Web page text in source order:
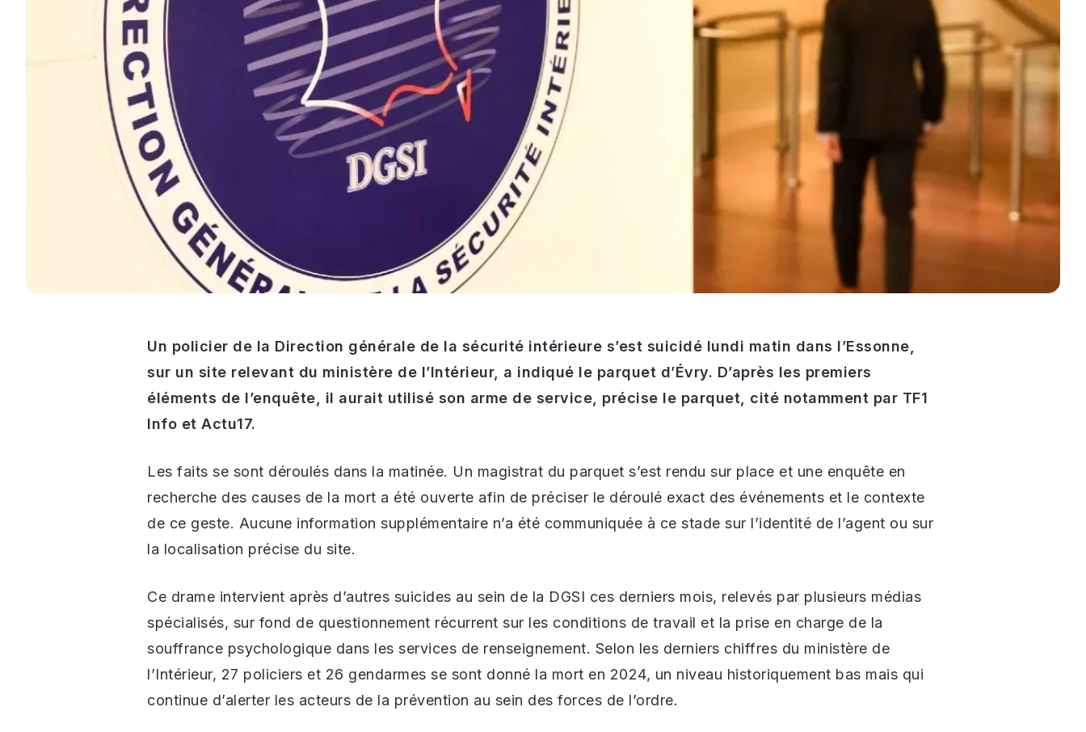
Un policier de la Direction générale de la sécurité intérieure s’est suicidé lundi matin dans l’Essonne,
sur un site relevant du ministère de l’Intérieur, a indiqué le parquet d’Évry. D’après les premiers
éléments de l’enquête, il aurait utilisé son arme de service, précise le parquet, cité notamment par TF1
Info et Actu17.
Les faits se sont déroulés dans la matinée. Un magistrat du parquet s’est rendu sur place et une enquête en
recherche des causes de la mort a été ouverte afin de préciser le déroulé exact des événements et le contexte
de ce geste. Aucune information supplémentaire n’a été communiquée à ce stade sur l’identité de l’agent ou sur
la localisation précise du site.
Ce drame intervient après d’autres suicides au sein de la DGSI ces derniers mois, relevés par plusieurs médias
spécialisés, sur fond de questionnement récurrent sur les conditions de travail et la prise en charge de la
souffrance psychologique dans les services de renseignement. Selon les derniers chiffres du ministère de
l’Intérieur, 27 policiers et 26 gendarmes se sont donné la mort en 2024, un niveau historiquement bas mais qui
continue d’alerter les acteurs de la prévention au sein des forces de l’ordre.